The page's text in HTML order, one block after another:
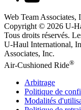
Web Team Associates,
Copyright © 2026 U-
Tous droits réservés.
U-Haul International,
Associates, Inc.
Air-Cushioned Ride®
Arbitrage
Politique de
Modalités